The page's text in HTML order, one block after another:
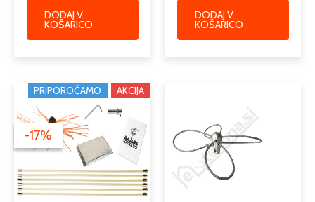
DODAJ V
KOŠARICO
DODAJ V
KOŠARICO
-17%
PRIPOROČAMO AKCIJA
-17%
Izvirna
cena
je
bila:
208,62 €.
Trenutna
je:
173,85 €.